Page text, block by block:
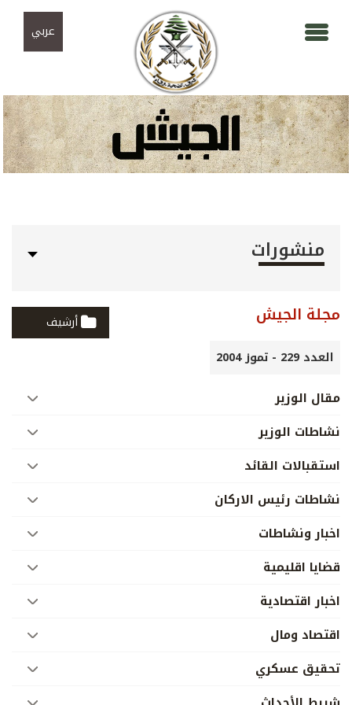
عربي
منشورات
مجلة الجيش
أرشيف
العدد 229 - تموز 2004
مقال الوزير
نشاطات الوزير
استقبالات القائد
نشاطات رئيس الاركان
اخبار ونشاطات
قضايا اقليمية
اخبار اقتصادية
اقتصاد ومال
تحقيق عسكري